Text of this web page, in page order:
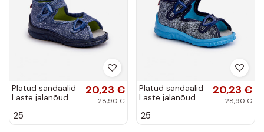
Plätud sandaalid
Laste jalanõud
GOKIDS
20,23 €
28,90 €
25
Plätud sandaalid
Laste jalanõud
GOKIDS halli värvi
20,23 €
28,90 €
25